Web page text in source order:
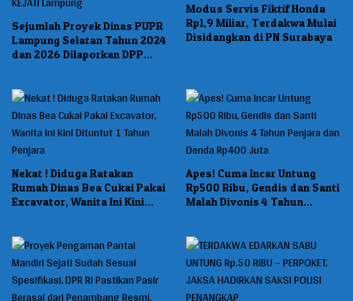
Sejumlah Proyek Dinas PUPR
Lampung Selatan Tahun 2024
dan 2026 Dilaporkan DPP
Modus Servis Fiktif Honda
Rp1,9 Miliar, Terdakwa Mulai
Disidangkan di PN Surabaya
Nekat ! Diduga Ratakan
Rumah Dinas Bea Cukai Pakai
Excavator, Wanita Ini Kini
Apes! Cuma Incar Untung
Rp500 Ribu, Gendis dan Santi
Malah Divonis 4 Tahun